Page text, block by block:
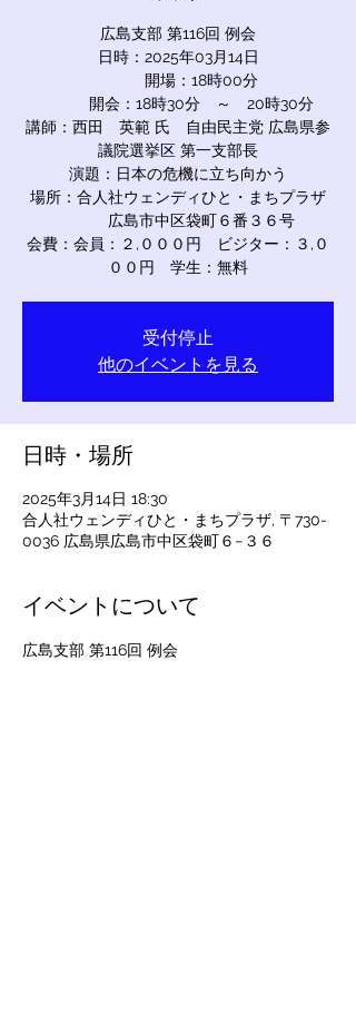
広島支部 第116回 例会
日時：2025年03月14日
開場：18時00分
開会：18時30分 ～ 20時30分
講師：西田 英範 氏 自由民主党 広島県参
議院選挙区 第一支部長
演題：日本の危機に立ち向かう
場所：合人社ウェンディひと・まちプラザ
広島市中区袋町６番３６号
会費：会員：２,０００円 ビジター：３,０
００円 学生：無料
受付停止
他のイベントを見る
日時・場所
2025年3月14日 18:30
合人社ウェンディひと・まちプラザ, 〒730-
0036 広島県広島市中区袋町６−３６
イベントについて
広島支部 第116回 例会